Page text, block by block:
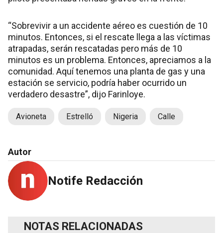
“Sobrevivir a un accidente aéreo es cuestión de 10
minutos. Entonces, si el rescate llega a las víctimas
atrapadas, serán rescatadas pero más de 10
minutos es un problema. Entonces, apreciamos a la
comunidad. Aquí tenemos una planta de gas y una
estación se servicio, podría haber ocurrido un
verdadero desastre”, dijo Farinloye.
Avioneta Estrelló Nigeria Calle
Autor
Notife Redacción
NOTAS RELACIONADAS